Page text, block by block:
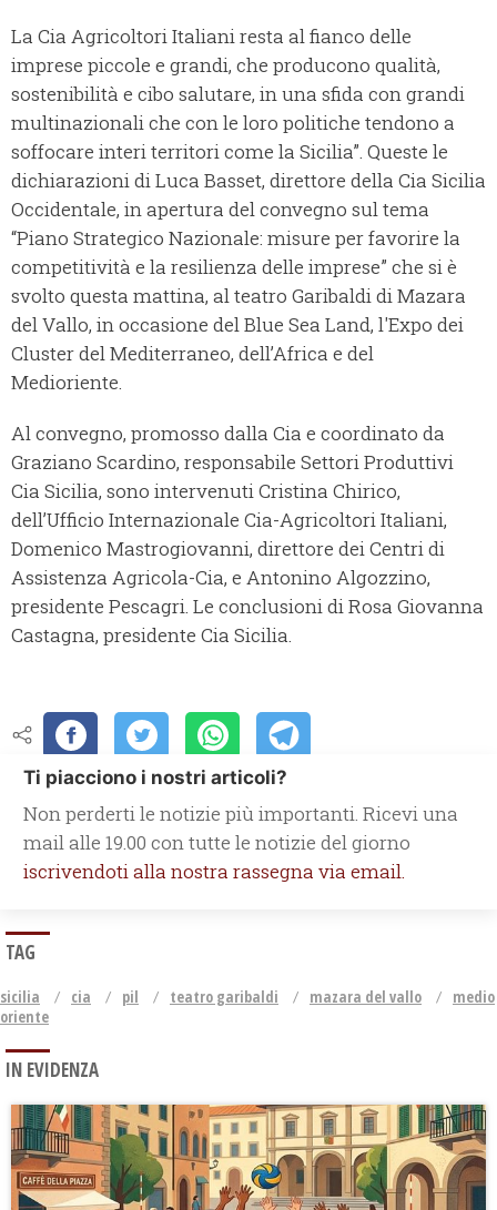
La Cia Agricoltori Italiani resta al fianco delle
imprese piccole e grandi, che producono qualità,
sostenibilità e cibo salutare, in una sfida con grandi
multinazionali che con le loro politiche tendono a
soffocare interi territori come la Sicilia”. Queste le
dichiarazioni di Luca Basset, direttore della Cia Sicilia
Occidentale, in apertura del convegno sul tema
“Piano Strategico Nazionale: misure per favorire la
competitività e la resilienza delle imprese” che si è
svolto questa mattina, al teatro Garibaldi di Mazara
del Vallo, in occasione del Blue Sea Land, l'Expo dei
Cluster del Mediterraneo, dell’Africa e del
Medioriente.
Al convegno, promosso dalla Cia e coordinato da
Graziano Scardino, responsabile Settori Produttivi
Cia Sicilia, sono intervenuti Cristina Chirico,
dell’Ufficio Internazionale Cia-Agricoltori Italiani,
Domenico Mastrogiovanni, direttore dei Centri di
Assistenza Agricola-Cia, e Antonino Algozzino,
presidente Pescagri. Le conclusioni di Rosa Giovanna
Castagna, presidente Cia Sicilia.
Ti piacciono i nostri articoli?
Non perderti le notizie più importanti. Ricevi una
mail alle 19.00 con tutte le notizie del giorno
iscrivendoti alla nostra rassegna via email.
TAG
sicilia cia pil teatro garibaldi mazara del vallo
medio
oriente
IN EVIDENZA